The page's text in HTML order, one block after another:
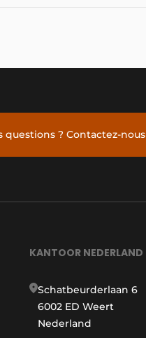
questions ? Contactez-nous
KANTOOR NEDERLAND
Schatbeurderlaan 6
6002 ED Weert
Nederland